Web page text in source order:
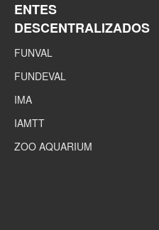
ENTES
DESCENTRALIZADOS
FUNVAL
FUNDEVAL
IMA
IAMTT
ZOO AQUARIUM